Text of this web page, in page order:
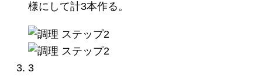
様にして計3本作る。
3